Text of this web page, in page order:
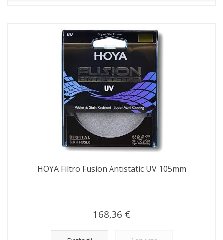
HOYA Filtro Fusion Antistatic UV 105mm
168,36 €